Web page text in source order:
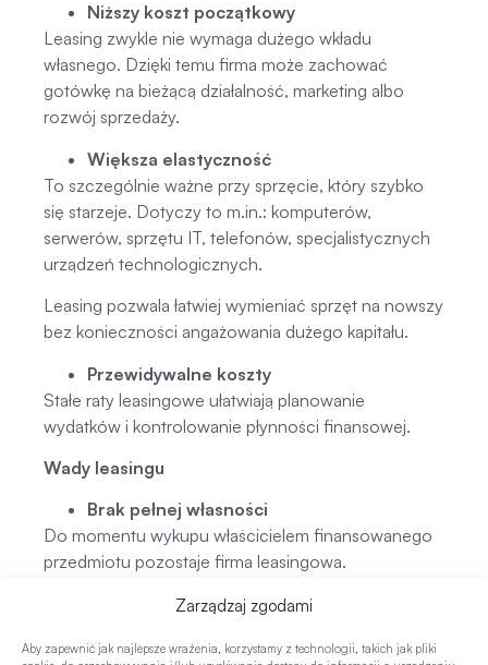
Zarządzaj zgodami
Aby zapewnić jak najlepsze wrażenia, korzystamy z technologii, takich jak pliki
Niższy koszt początkowy
Leasing zwykle nie wymaga dużego wkładu
własnego. Dzięki temu firma może zachować
gotówkę na bieżącą działalność, marketing albo
rozwój sprzedaży.
Większa elastyczność
To szczególnie ważne przy sprzęcie, który szybko
się starzeje. Dotyczy to m.in.: komputerów,
serwerów, sprzętu IT, telefonów, specjalistycznych
urządzeń technologicznych.
Leasing pozwala łatwiej wymieniać sprzęt na nowszy
bez konieczności angażowania dużego kapitału.
Przewidywalne koszty
Stałe raty leasingowe ułatwiają planowanie
wydatków i kontrolowanie płynności finansowej.
Wady leasingu
Brak pełnej własności
Do momentu wykupu właścicielem finansowanego
przedmiotu pozostaje firma leasingowa.
Dodatkowe kosztyubezpieczenie AC,
użytkowanie pojazdu przez osoby trzecie,